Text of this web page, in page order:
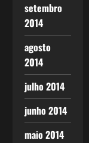
setembro
2014
agosto
2014
julho 2014
junho 2014
maio 2014